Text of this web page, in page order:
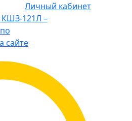
Личный кабинет